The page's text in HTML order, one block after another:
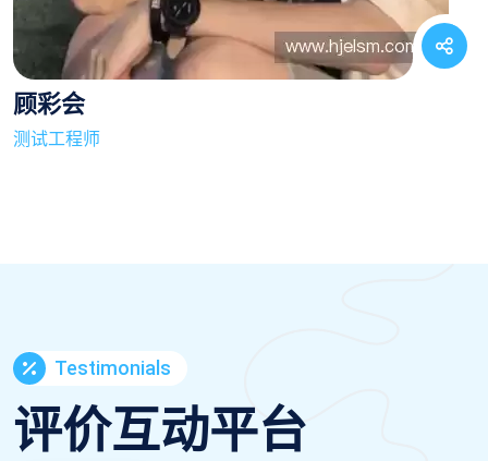
顾彩会
测试工程师
Testimonials
评价互动平台